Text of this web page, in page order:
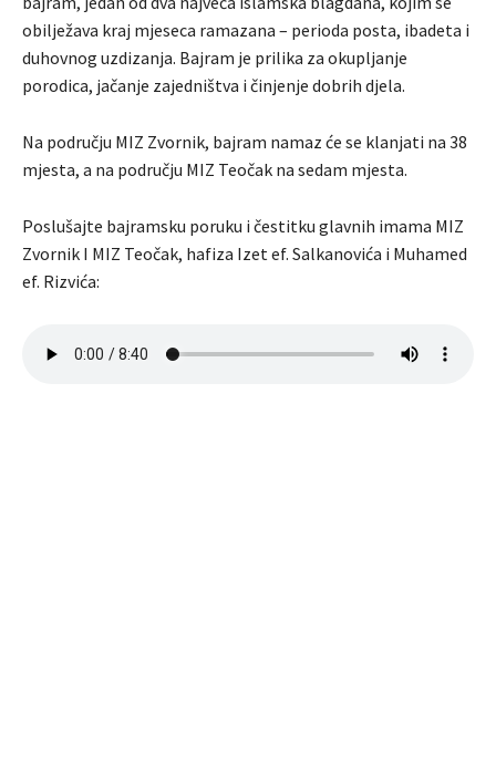
obilježava kraj mjeseca ramazana – perioda posta, ibadeta i
duhovnog uzdizanja. Bajram je prilika za okupljanje
porodica, jačanje zajedništva i činjenje dobrih djela.
Na području MIZ Zvornik, bajram namaz će se klanjati na 38
mjesta, a na području MIZ Teočak na sedam mjesta.
Poslušajte bajramsku poruku i čestitku glavnih imama MIZ
Zvornik I MIZ Teočak, hafiza Izet ef. Salkanovića i Muhamed
ef. Rizvića: